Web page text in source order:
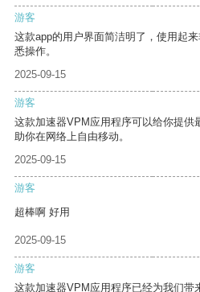
游客
这款app的用户界面简洁明了，使用起
悉操作。
2025-09-15
游客
这款加速器VPM应用程序可以给你提供
助你在网络上自由移动。
2025-09-15
游客
超棒啊 好用
2025-09-15
游客
这款加速器VPM应用程序已经为我们带